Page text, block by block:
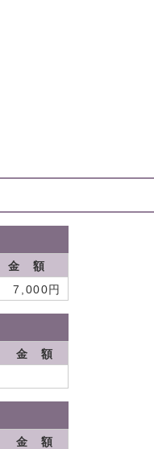
金 額
7,000円
金 額
金 額